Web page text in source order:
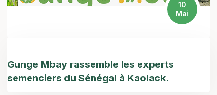
10
Mai
Gunge Mbay rassemble les experts
semenciers du Sénégal à Kaolack.